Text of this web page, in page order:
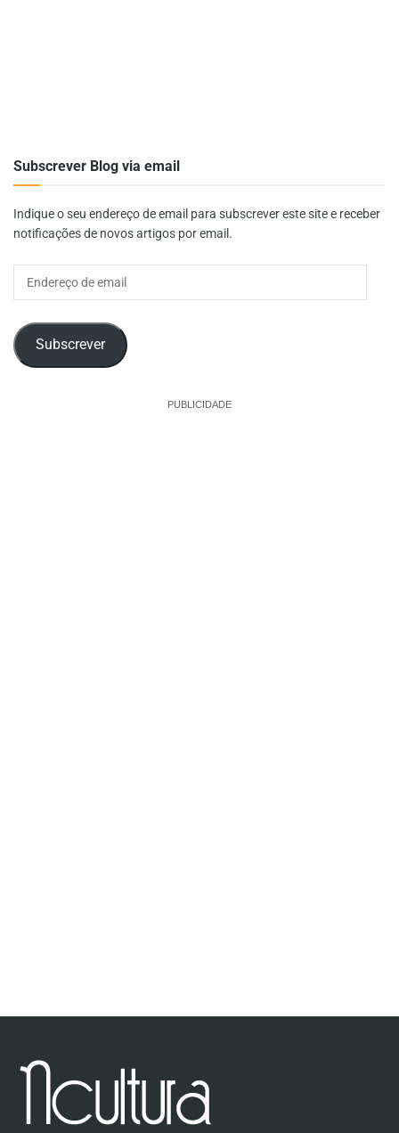
Subscrever Blog via email
Indique o seu endereço de email para subscrever este site e receber
notificações de novos artigos por email.
Subscrever
PUBLICIDADE